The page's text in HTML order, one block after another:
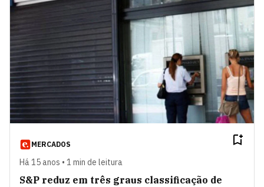
MERCADOS
Há 15 anos • 1 min de leitura
S&P reduz em três graus classificação de